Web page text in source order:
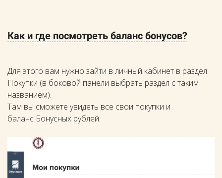
Как и где посмотреть баланс бонусов?
Для этого вам нужно зайти в личный кабинет в раздел
Покупки (в боковой панели выбрать раздел с таким
названием).
Там вы сможете увидеть все свои покупки и
баланс Бонусных рублей.